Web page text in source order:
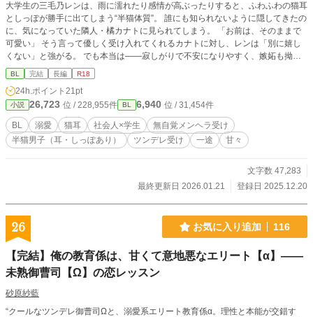
大学生の三毛乃レンは、雨に濡れたり感情が高ぶったりすると、ふわふわの猫耳
としっぽが勝手に出てしまう“半猫体質”。 誰にも知られないように隠してきたの
に、気になっていた隣人・橘カナトに見られてしまう。 「お前は、そのままで
可愛い」 そう言って優しく受け入れてくれるカナトに対し、レンは「別に嬉し
くない」と強がる。 でも本当は――寂しがりで不安になりやすく、嫉妬も拗ね
るのも止められない“無自覚メンヘラ”気質。 実はその原因は、“幼い頃に背負っ
た傷”にあった。 半猫姿を狙われて怯えたり、危ない目に遭えば、カナトは迷わ
ず抱き寄せて守ってくれる。 そんな溺愛に触れていくうちに、気づけば、“心も
体も”カナトなしでは生きていけなくて――。 「カナトさんがいないと、やだ。
置いてかないでね」 「置いていかない。絶対に」 「……約束？」 「約束する
よ」 レンを守り甘やかす一方で、嫉妬や拗ねるレンにデレデレになりがちなカ
ナト。 耳もしっぽも、心も体も――お互いを独り占めしたくて、手放せない。
BL 完結 長編 R18
24h.ポイント 21pt
小説 26,723 位 / 228,955件 BL 6,940 位 / 31,454件
BL 溺愛 猫耳 社会人×学生
無自覚メンヘラ受け
半猫男子（耳・しっぽあり）
ツンデレ受け 一途 甘々
文字数 47,283
最終更新日 2026.01.21
登録日 2025.12.20
26 お気に入り追加 116
【完結】俺の教育係は、甘くて意地悪なエリート【α】――
未熟御曹司【Ω】の恋レッスン
砂原紗藍
“クールなツンデレ御曹司Ωと、溺愛系エリート教育係α。理性と本能が交錯す